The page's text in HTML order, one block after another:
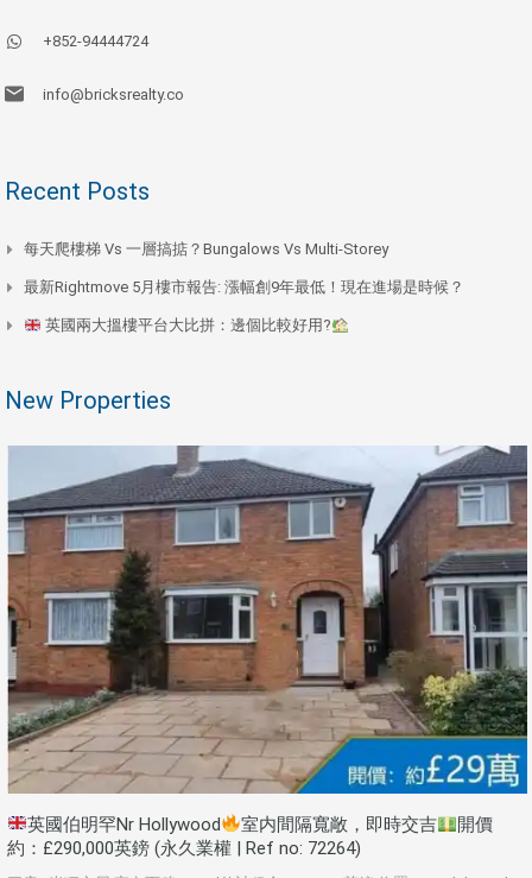
+852-94444724
info@bricksrealty.co
Recent Posts
每天爬樓梯 Vs 一層搞掂？Bungalows Vs Multi-Storey
最新Rightmove 5月樓市報告: 漲幅創9年最低！現在進場是時候？
英國兩大搵樓平台大比拼：邊個比較好用?
New Properties
英國伯明罕Nr Hollywood 室内間隔寬敞，即時交吉
開價
約：£290,000英鎊 (永久業權 | Ref no: 72264)